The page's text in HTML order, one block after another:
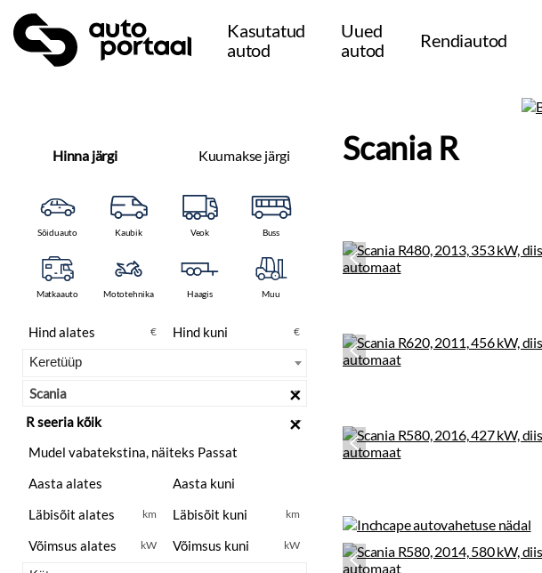
Kasutatud
autod
Uued
autod
Rendiautod
Hinna järgi Kuumakse järgi
Sõiduauto Kaubik Veok Buss
Matkaauto Mototehnika Haagis Muu
€ €
Scania
×
×
km km
kW kW
Scania R